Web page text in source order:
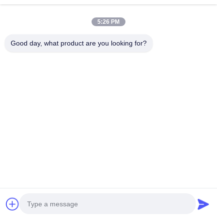
Kualitas
Hefengxin Technology Co., Ltd.. All Rights Reserved.
5:26 PM
Good day, what product are you looking for?